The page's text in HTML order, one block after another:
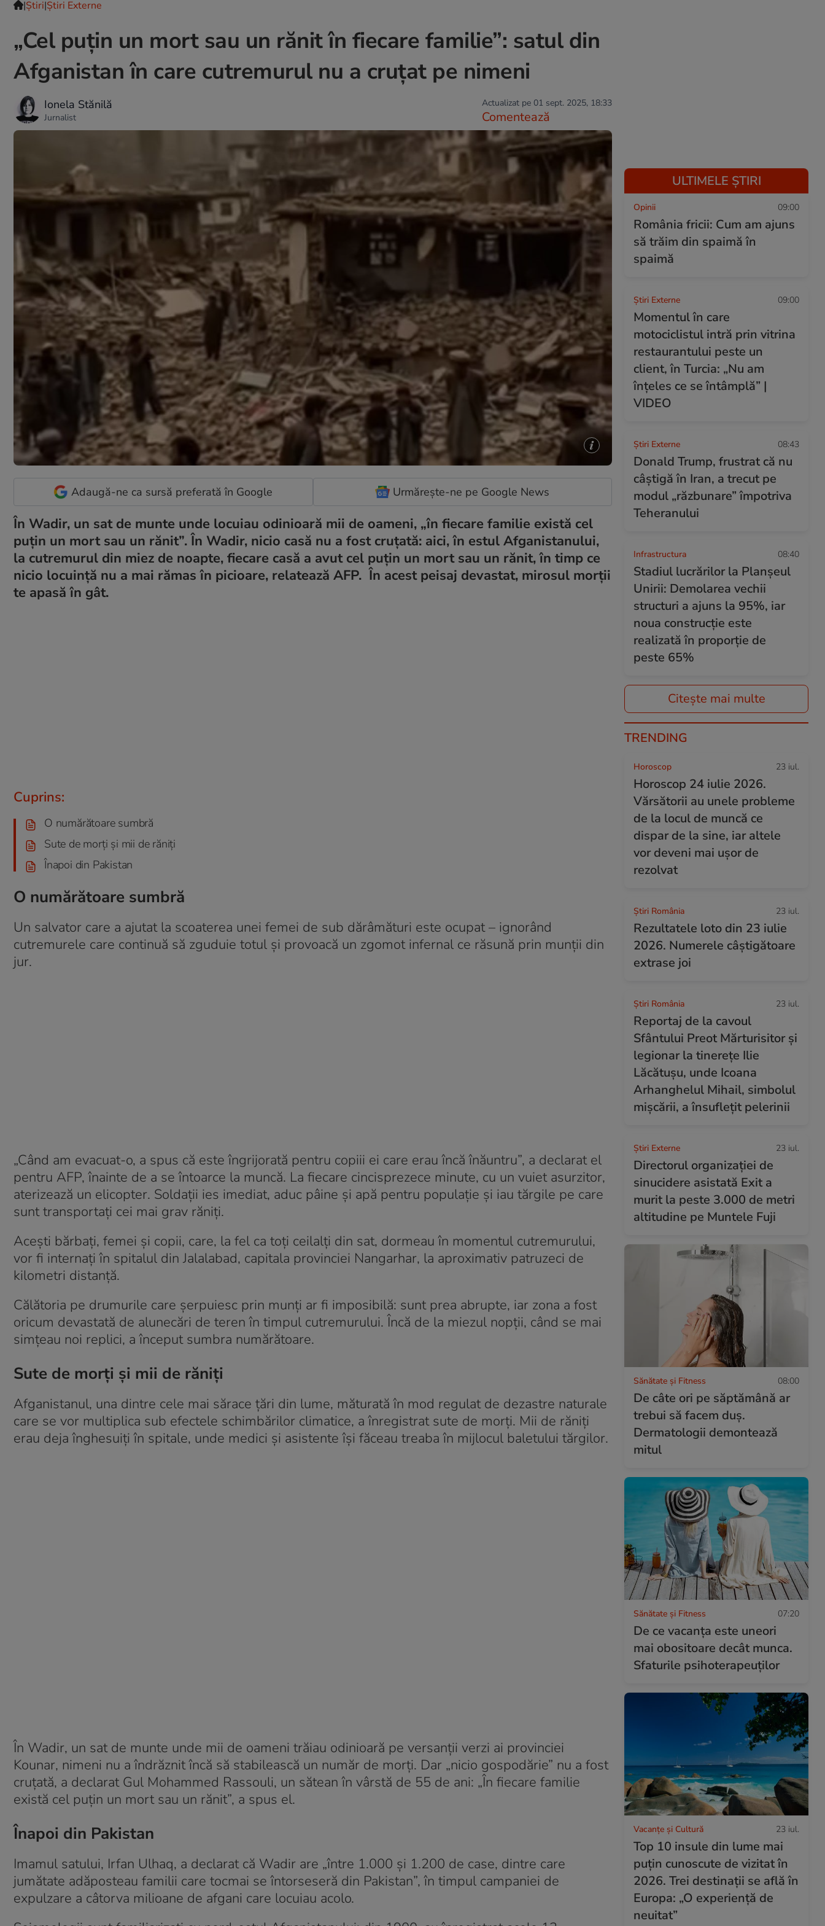
|Ştiri|Știri Externe
„Cel puțin un mort sau un rănit în fiecare familie”: satul din
Afganistan în care cutremurul nu a cruțat pe nimeni
Ionela Stănilă
Jurnalist
Actualizat pe 01 sept. 2025, 18:33
Comentează
Adaugă-ne ca sursă preferată în Google Urmărește-ne pe Google News
În Wadir, un sat de munte unde locuiau odinioară mii de oameni, „în fiecare familie există cel
puțin un mort sau un rănit”. În Wadir, nicio casă nu a fost cruțată: aici, în estul Afganistanului,
la cutremurul din miez de noapte, fiecare casă a avut cel puțin un mort sau un rănit, în timp ce
nicio locuință nu a mai rămas în picioare, relatează AFP. În acest peisaj devastat, mirosul morții
te apasă în gât.
Cuprins:
O numărătoare sumbră
Sute de morți și mii de răniți
Înapoi din Pakistan
O numărătoare sumbră
Un salvator care a ajutat la scoaterea unei femei de sub dărâmături este ocupat – ignorând
cutremurele care continuă să zguduie totul și provoacă un zgomot infernal ce răsună prin munții din
jur.
„Când am evacuat-o, a spus că este îngrijorată pentru copiii ei care erau încă înăuntru”, a declarat el
pentru AFP, înainte de a se întoarce la muncă. La fiecare cincisprezece minute, cu un vuiet asurzitor,
aterizează un elicopter. Soldații ies imediat, aduc pâine și apă pentru populație și iau tărgile pe care
sunt transportați cei mai grav răniți.
Acești bărbați, femei și copii, care, la fel ca toți ceilalți din sat, dormeau în momentul cutremurului,
vor fi internați în spitalul din Jalalabad, capitala provinciei Nangarhar, la aproximativ patruzeci de
kilometri distanță.
Călătoria pe drumurile care șerpuiesc prin munți ar fi imposibilă: sunt prea abrupte, iar zona a fost
oricum devastată de alunecări de teren în timpul cutremurului. Încă de la miezul nopții, când se mai
simțeau noi replici, a început sumbra numărătoare.
Sute de morți și mii de răniți
Afganistanul, una dintre cele mai sărace țări din lume, măturată în mod regulat de dezastre naturale
care se vor multiplica sub efectele schimbărilor climatice, a înregistrat sute de morți. Mii de răniți
erau deja înghesuiți în spitale, unde medici și asistente își făceau treaba în mijlocul baletului tărgilor.
În Wadir, un sat de munte unde mii de oameni trăiau odinioară pe versanții verzi ai provinciei
Kounar, nimeni nu a îndrăznit încă să stabilească un număr de morți. Dar „nicio gospodărie” nu a fost
cruțată, a declarat Gul Mohammed Rassouli, un sătean în vârstă de 55 de ani: „În fiecare familie
există cel puțin un mort sau un rănit”, a spus el.
Înapoi din Pakistan
Imamul satului, Irfan Ulhaq, a declarat că Wadir are „între 1.000 și 1.200 de case, dintre care
jumătate adăposteau familii care tocmai se întorseseră din Pakistan”, în timpul campaniei de
expulzare a câtorva milioane de afgani care locuiau acolo.
ULTIMELE ȘTIRI
Opinii 09:00
România fricii: Cum am ajuns
să trăim din spaimă în
spaimă
Știri Externe 09:00
Momentul în care
motociclistul intră prin vitrina
restaurantului peste un
client, în Turcia: „Nu am
înțeles ce se întâmplă” |
VIDEO
Știri Externe 08:43
Donald Trump, frustrat că nu
câștigă în Iran, a trecut pe
modul „răzbunare” împotriva
Teheranului
Infrastructura 08:40
Stadiul lucrărilor la Planșeul
Unirii: Demolarea vechii
structuri a ajuns la 95%, iar
noua construcție este
realizată în proporție de
peste 65%
Citește mai multe
TRENDING
Horoscop 23 iul.
Horoscop 24 iulie 2026.
Vărsătorii au unele probleme
de la locul de muncă ce
dispar de la sine, iar altele
vor deveni mai ușor de
rezolvat
Știri România 23 iul.
Rezultatele loto din 23 iulie
2026. Numerele câștigătoare
extrase joi
Știri România 23 iul.
Reportaj de la cavoul
Sfântului Preot Mărturisitor și
legionar la tinerețe Ilie
Lăcătușu, unde Icoana
Arhanghelul Mihail, simbolul
mișcării, a însuflețit pelerinii
Știri Externe 23 iul.
Directorul organizației de
sinucidere asistată Exit a
murit la peste 3.000 de metri
altitudine pe Muntele Fuji
Sănătate și Fitness 08:00
De câte ori pe săptămână ar
trebui să facem duș.
Dermatologii demontează
mitul
Sănătate și Fitness 07:20
De ce vacanța este uneori
mai obositoare decât munca.
Sfaturile psihoterapeuților
Vacanțe și Cultură 23 iul.
Top 10 insule din lume mai
puțin cunoscute de vizitat în
2026. Trei destinații se află în
Europa: „O experiență de
neuitat”